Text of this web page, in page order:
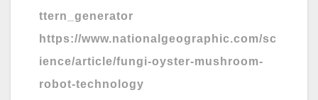
ttern_generator
https://www.nationalgeographic.com/sc
ience/article/fungi-oyster-mushroom-
robot-technology